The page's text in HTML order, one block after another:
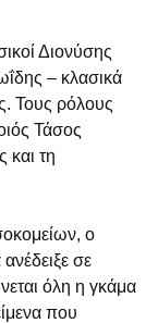
Διονύσης
– κλασικά
Τους ρόλους
Τάσος
και τη
ο
σε
όλη η γκάμα
που